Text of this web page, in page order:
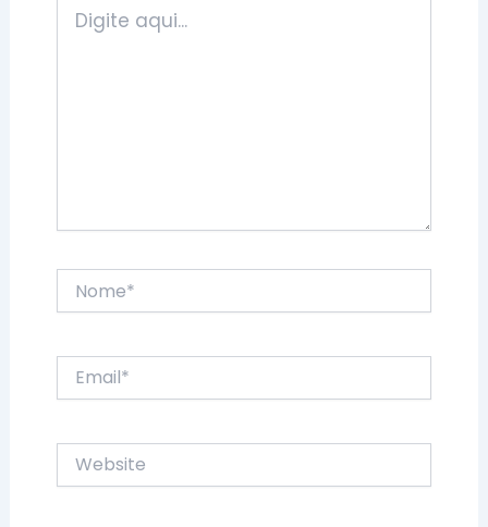
aqui...
Website